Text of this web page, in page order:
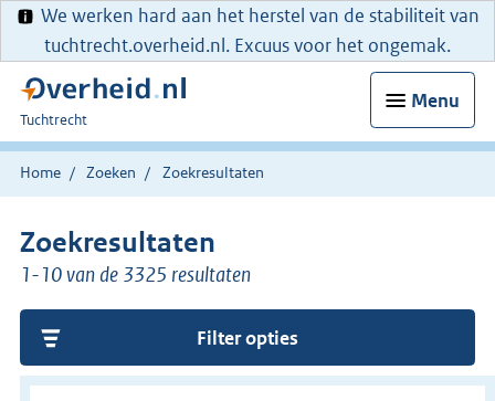
We werken hard aan het herstel van de stabiliteit van
tuchtrecht.overheid.nl. Excuus voor het ongemak.
Menu
U
bent
hier:
Tuchtrecht
Home Zoeken Zoekresultaten
Zoekresultaten
1-10 van de 3325 resultaten
Filter opties